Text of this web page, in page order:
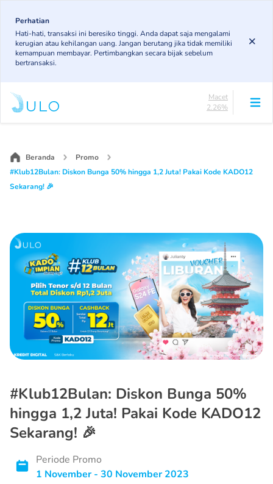
main
content
Perhatian
Hati-hati, transaksi ini beresiko tinggi. Anda dapat saja mengalami
kerugian atau kehilangan uang. Jangan berutang jika tidak memiliki
kemampuan membayar. Pertimbangkan secara bijak sebelum
bertransaksi.
3.78%
KL
5.37%
Macet
2.26%
KL
Beranda
Promo
#Klub12Bulan: Diskon Bunga 50% hingga 1,2 Juta! Pakai Kode KADO12
Sekarang! 🎉
#Klub12Bulan: Diskon Bunga 50%
hingga 1,2 Juta! Pakai Kode KADO12
Sekarang! 🎉
Periode Promo
1 November - 30 November 2023